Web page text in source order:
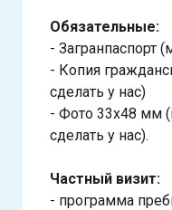
Обязательные:
- Загранпаспорт
- Копия
сделать у нас)
- Фото 33х48 мм
сделать у нас).
Частный визит:
- программа